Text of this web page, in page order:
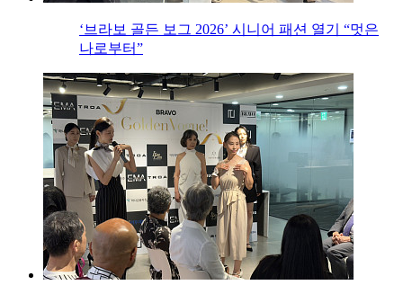
‘브라보 골든 보그 2026’ 시니어 패션 열기 “멋은
나로부터”